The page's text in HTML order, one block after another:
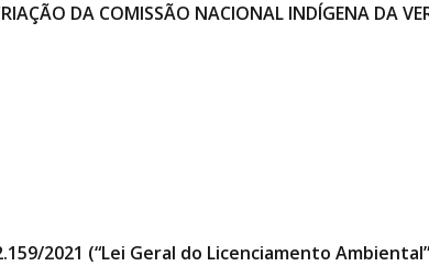
DA COMISSÃO NACIONAL INDÍGENA DA
2021 (“Lei Geral do Licenciamento